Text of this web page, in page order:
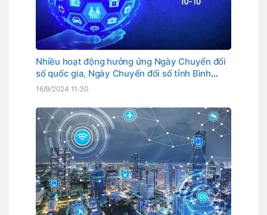
Nhiều hoạt động hưởng ứng Ngày Chuyển đổi
số quốc gia, Ngày Chuyển đổi số tỉnh Bình
Thuận
16/9/2024 11:30